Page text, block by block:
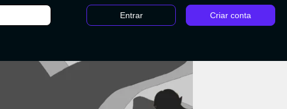
Entrar Criar conta